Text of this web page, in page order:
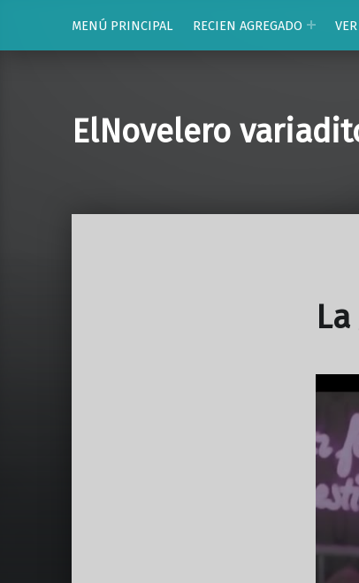
MENÚ PRINCIPAL
RECIEN AGREGADO
ElNovelero